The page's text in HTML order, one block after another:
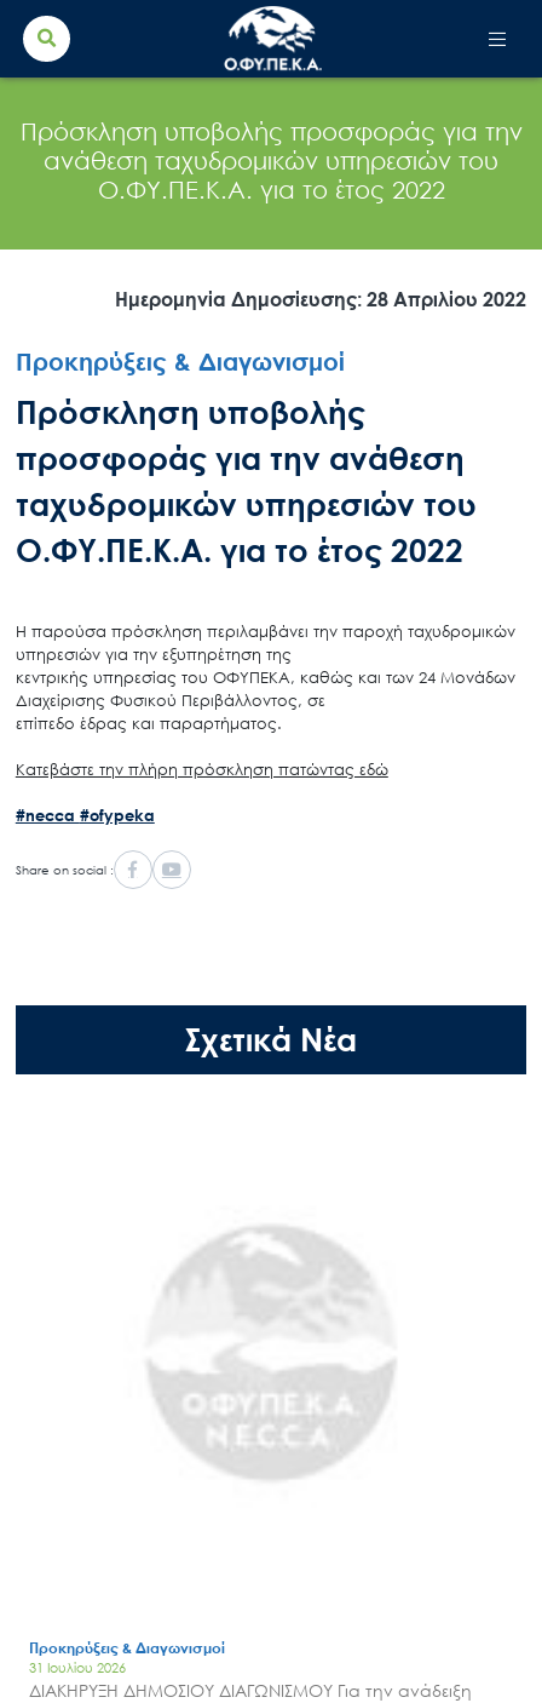
Search
for:
Πρόσκληση υποβολής προσφοράς για την
ανάθεση ταχυδρομικών υπηρεσιών του
Ο.ΦΥ.ΠΕ.Κ.Α. για το έτος 2022
Ημερομηνία Δημοσίευσης: 28 Απριλίου 2022
Προκηρύξεις & Διαγωνισμοί
Πρόσκληση υποβολής
προσφοράς για την ανάθεση
ταχυδρομικών υπηρεσιών του
Ο.ΦΥ.ΠΕ.Κ.Α. για το έτος 2022
Η παρούσα πρόσκληση περιλαμβάνει την παροχή ταχυδρομικών
υπηρεσιών για την εξυπηρέτηση της
κεντρικής υπηρεσίας του ΟΦΥΠΕΚΑ, καθώς και των 24 Μονάδων
Διαχείρισης Φυσικού Περιβάλλοντος, σε
επίπεδο έδρας και παραρτήματος.
Κατεβάστε την πλήρη πρόσκληση πατώντας εδώ
#necca #ofypeka
Share on social :
Σχετικά Νέα
Προκηρύξεις & Διαγωνισμοί
31 Ιουλίου 2026
ΔΙΑΚΗΡΥΞΗ ΔΗΜΟΣΙΟΥ ΔΙΑΓΩΝΙΣΜΟΥ Για την ανάδειξη